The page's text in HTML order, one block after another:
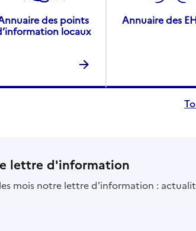
des points
locaux
Annuaire des
lettre d'information
mois notre lettre d'information :